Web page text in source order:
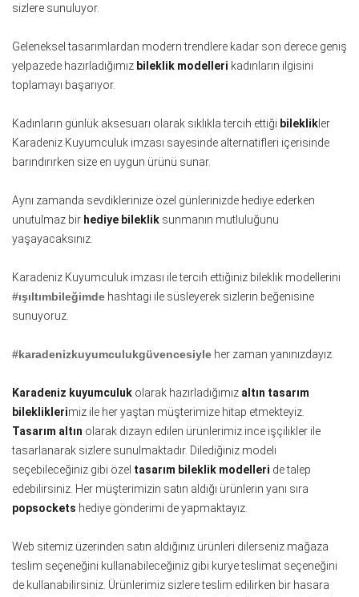
sizlere sunuluyor.
Geleneksel tasarımlardan modern trendlere kadar son derece geniş
yelpazede hazırladığımız bileklik modelleri kadınların ilgisini
toplamayı başarıyor.
Kadınların günlük aksesuarı olarak sıklıkla tercih ettiği bileklik ler
Karadeniz Kuyumculuk imzası sayesinde alternatifleri içerisinde
barındırırken size en uygun ürünü sunar.
Aynı zamanda sevdiklerinize özel günlerinizde hediye ederken
unutulmaz bir hediye bileklik sunmanın mutluluğunu
yaşayacaksınız.
Karadeniz Kuyumculuk imzası ile tercih ettiğiniz bileklik modellerini
#ışıltımbileğimde hashtagi ile süsleyerek sizlerin beğenisine
sunuyoruz.
#karadenizkuyumculukgüvencesiyle her zaman yanınızdayız.
Karadeniz kuyumculuk olarak hazırladığımız altın tasarım
bilekliklerimiz ile her yaştan müşterimize hitap etmekteyiz.
Tasarım altın olarak dizayn edilen ürünlerimiz ince işçilikler ile
tasarlanarak sizlere sunulmaktadır. Dilediğiniz modeli
seçebileceğiniz gibi özel tasarım bileklik modelleri de talep
edebilirsiniz. Her müşterimizin satın aldığı ürünlerin yanı sıra
popsockets hediye gönderimi de yapmaktayız.
Web sitemiz üzerinden satın aldığınız ürünleri dilerseniz mağaza
teslim seçeneğini kullanabileceğiniz gibi kurye teslimat seçeneğini
de kullanabilirsiniz. Ürünlerimiz sizlere teslim edilirken bir hasara